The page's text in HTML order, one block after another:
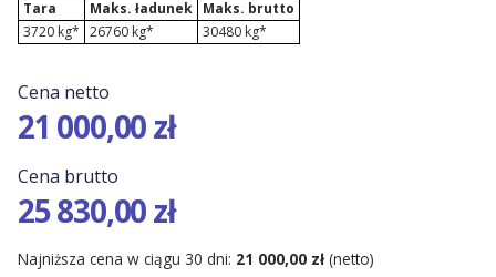
Tara Maks. ładunek Maks. brutto
3720 kg* 26760 kg* 30480 kg*
Cena netto
21 000,00 zł
Cena brutto
25 830,00 zł
Najniższa cena w ciągu 30 dni: 21 000,00 zł (netto)